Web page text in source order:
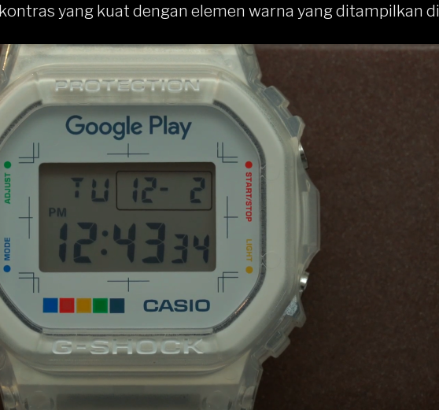
yang kuat dengan elemen warna yang ditampilkan di